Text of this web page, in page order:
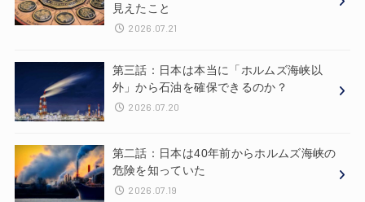
見えたこと
2026.07.21
第三話：日本は本当に「ホルムズ海峡以
外」から石油を確保できるのか？
2026.07.20
第二話：日本は40年前からホルムズ海峡の
危険を知っていた
2026.07.19